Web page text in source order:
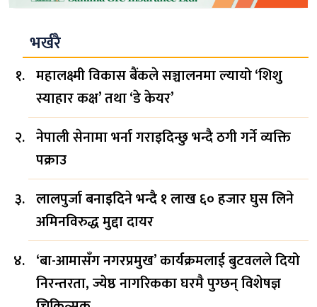
भर्खरै
महालक्ष्मी विकास बैंकले सञ्चालनमा ल्यायो ‘शिशु
स्याहार कक्ष’ तथा ‘डे केयर’
नेपाली सेनामा भर्ना गराइदिन्छु भन्दै ठगी गर्ने व्यक्ति
पक्राउ
लालपुर्जा बनाइदिने भन्दै १ लाख ६० हजार घुस लिने
अमिनविरुद्ध मुद्दा दायर
‘बा-आमासँग नगरप्रमुख’ कार्यक्रमलाई बुटवलले दियो
निरन्तरता, ज्येष्ठ नागरिकका घरमै पुग्छन् विशेषज्ञ